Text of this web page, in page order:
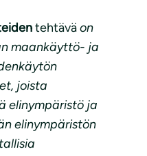
tehtäväon
maankäyttö- ja
joista
elinympäristö ja
elinympäristön